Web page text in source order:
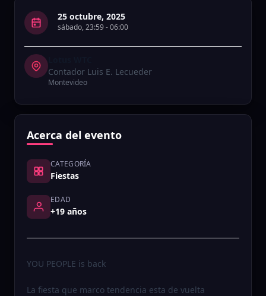
25 octubre, 2025
sábado,23:59-06:00
Contador Luis E. Lecueder
Montevideo
Acerca del evento
CATEGORÍA
Fiestas
EDAD
+19 años
YOU PEOPLE is back
La fiesta que marco tendencia esta de vuelta